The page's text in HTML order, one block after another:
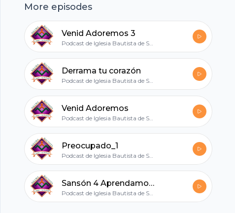
no podemos.
More episodes
Venid Adoremos 3
Podcast de Iglesia Bautista de SLP
Derrama tu corazón
Podcast de Iglesia Bautista de SLP
Venid Adoremos
Podcast de Iglesia Bautista de SLP
Preocupado_1
Podcast de Iglesia Bautista de SLP
Sansón 4 Aprendamos del fracaso
Podcast de Iglesia Bautista de SLP
hubhopper
All in one podcasting platform.
Start my podcast